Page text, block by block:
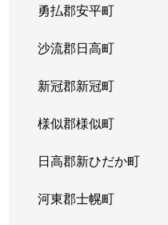
勇払郡安平町
沙流郡日高町
新冠郡新冠町
様似郡様似町
日高郡新ひだか町
河東郡士幌町